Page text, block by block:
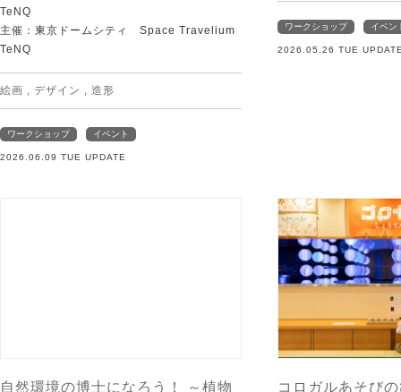
TeNQ
主催：東京ドームシティ Space Travelium
TeNQ
絵画 デザイン 造形
ワークショップ イベント
2026.06.09 TUE UPDATE
ワークショップ イベン
2026.05.26 TUE
自然環境の博士になろう！ ～植物
コロガルあそび